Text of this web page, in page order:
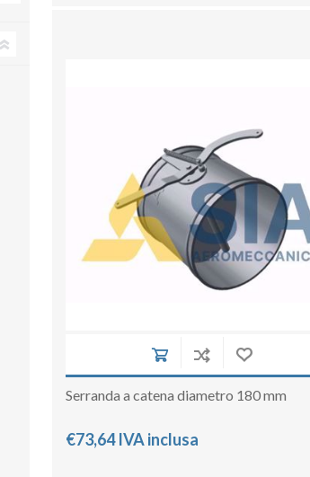
Serranda a catena diametro 180 mm
€73,64 IVA inclusa